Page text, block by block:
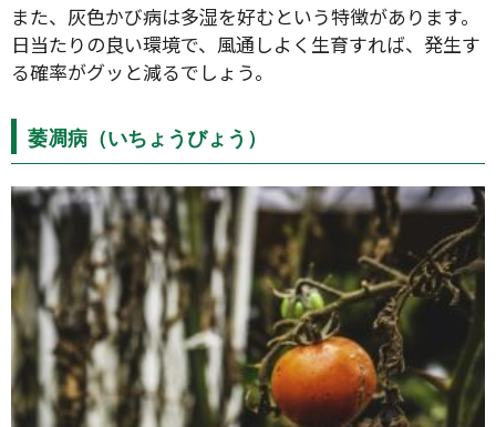
また、灰色かび病は多湿を好むという特徴があります。
日当たりの良い環境で、風通しよく生育すれば、発生す
る確率がグッと減るでしょう。
萎凋病（いちょうびょう）